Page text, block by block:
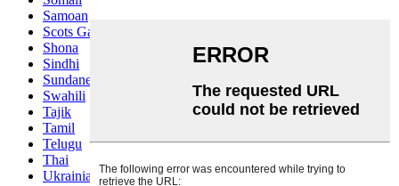
Samoan
Scots Gaelic
Shona
Sindhi
Sundanese
Swahili
Tajik
Tamil
Telugu
Thai
Ukrainian